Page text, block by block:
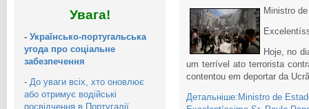
Увага!
- Українсько-португальська
угода про соціальне
забезпечення
- До уваги всіх, хто оновлює
або отримує водійські
посвідчення в Португалії
Ministro
Hoje, no
um terrível ato terrorista
contentou em deportar da
Детальніше:Ministro de